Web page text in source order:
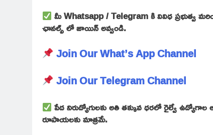
మీ Whatsapp / Telegram కి వివిధ
ఛానల్స్ లో జాయిన్ అవ్వండి.
Join Our What’s App Channel
Join Our Telegram Channel
పేద నిరుద్యోగులకు అతి తక్కువ ధరలో రైల్వే
రూపాయలకు మాత్రమే.